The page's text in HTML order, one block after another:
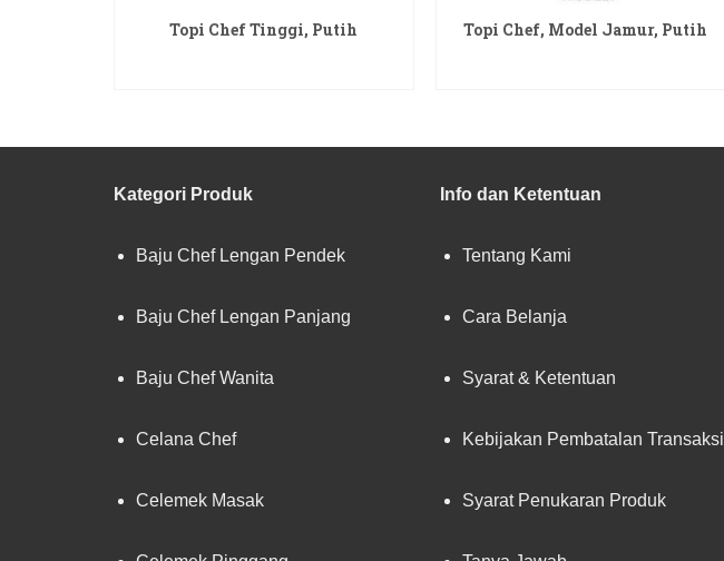
Topi Chef Tinggi, Putih Topi Chef, Model Jamur, Putih
Kategori Produk
Baju Chef Lengan Pendek
Baju Chef Lengan Panjang
Baju Chef Wanita
Celana Chef
Celemek Masak
Info dan Ketentuan
Tentang Kami
Cara Belanja
Syarat & Ketentuan
Kebijakan Pembatalan Transaksi
Syarat Penukaran Produk